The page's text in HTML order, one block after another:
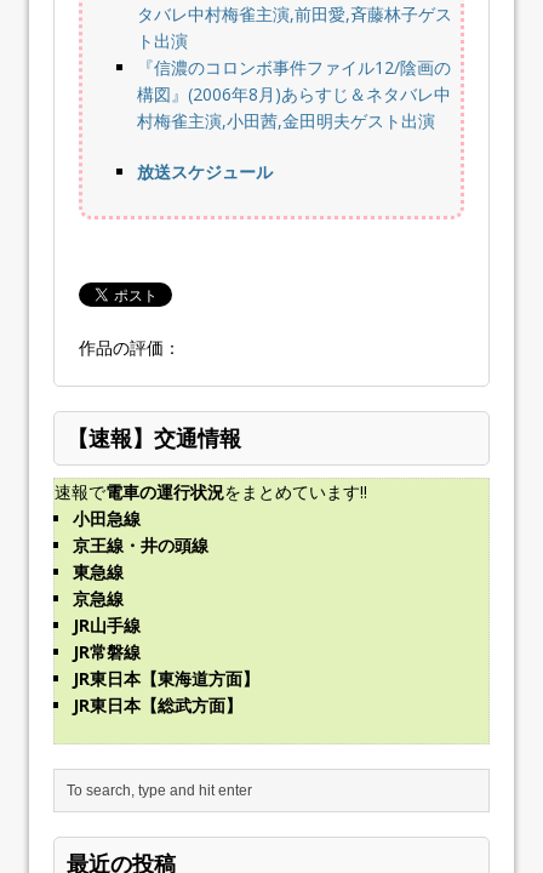
タバレ中村梅雀主演,前田愛,斉藤林子ゲス
ト出演
『信濃のコロンボ事件ファイル12/陰画の
構図』(2006年8月)あらすじ＆ネタバレ中
村梅雀主演,小田茜,金田明夫ゲスト出演
放送スケジュール
作品の評価：
【速報】交通情報
速報で電車の運行状況をまとめています!!
小田急線
京王線・井の頭線
東急線
京急線
JR山手線
JR常磐線
JR東日本【東海道方面】
JR東日本【総武方面】
最近の投稿